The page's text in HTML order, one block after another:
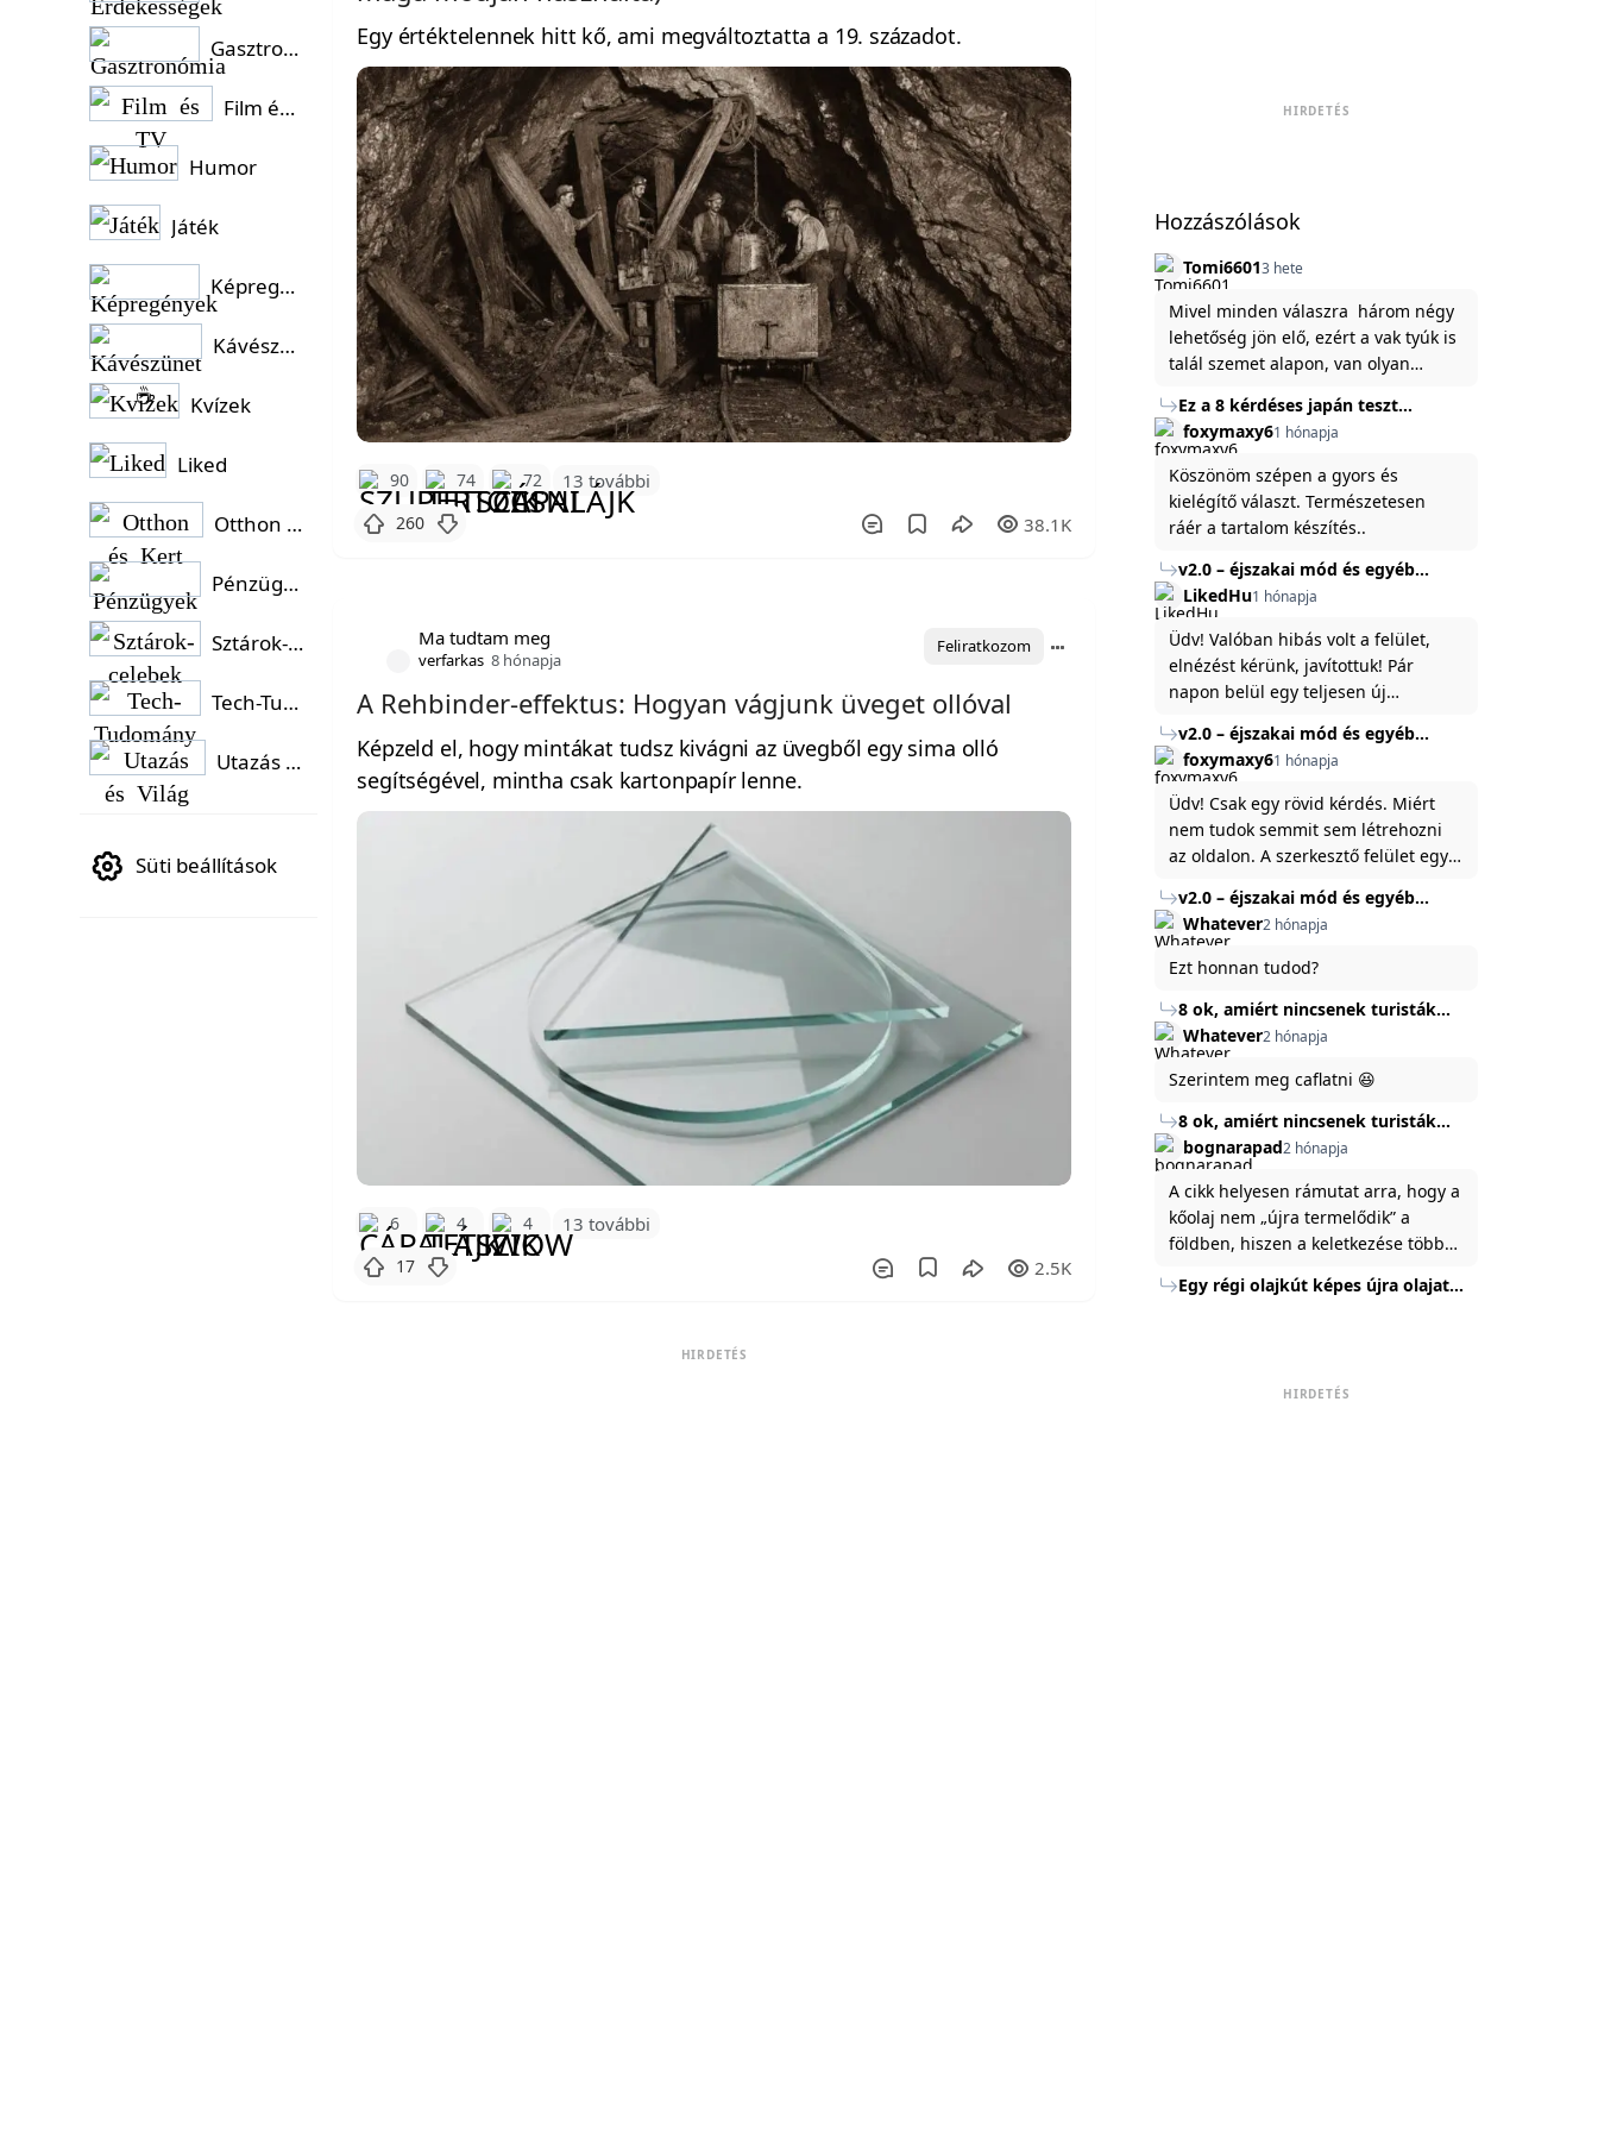
Egy értéktelennek hitt kő, ami megváltoztatta a 19. századot.
90 74 72 13 további
260 38.1K
Ma tudtam meg
verfarkas 8 hónapja
Feliratkozom
A Rehbinder-effektus: Hogyan vágjunk üveget ollóval
Képzeld el, hogy mintákat tudsz kivágni az üvegből egy sima olló
segítségével, mintha csak kartonpapír lenne.
6 4 4 13 további
17 2.5K
HIRDETÉS
HIRDETÉS
Hozzászólások
Tomi66013 hete
Mivel minden válaszra három négy
lehetőség jön elő, ezért a vak tyúk is
talál szemet alapon, van olyan
Ez a 8 kérdéses japán teszt
hibátlanul feltárja az igazságot
rólad
foxymaxy61 hónapja
Köszönöm szépen a gyors és
kielégítő választ. Természetesen
ráér a tartalom készítés..
v2.0 – éjszakai mód és egyéb
fejlesztések
LikedHu1 hónapja
Üdv! Valóban hibás volt a felület,
elnézést kérünk, javítottuk! Pár
napon belül egy teljesen új
weboldal legújabb, 3.0-ás verzióját,
és vélhetően ez zavart be kicsit.Egy
baráti megjegyzés: ha nem fontos
és tud várni néhány napot a
tartalom, amit készíteni
szeretnél, inkább várj néhány napot,
mert ég és föld lesz a különbség a
jelenlegi rendszer és az új között -
legfőképpen egyébként épp
tartalomkészítési szempontból! :)
v2.0 – éjszakai mód és egyéb
fejlesztések
foxymaxy61 hónapja
Üdv! Csak egy rövid kérdés. Miért
nem tudok semmit sem létrehozni
az oldalon. A szerkesztő felület egy
Köszönöm ha válaszoltok.
v2.0 – éjszakai mód és egyéb
fejlesztések
Whatever2 hónapja
Ezt honnan tudod?
8 ok, amiért nincsenek turisták
Törökország Fekete-tenger felőli
partján
Whatever2 hónapja
Szerintem meg caflatni 😆
8 ok, amiért nincsenek turisták
Törökország Fekete-tenger felőli
partján
bognarapad2 hónapja
A cikk helyesen rámutat arra, hogy a
kőolaj nem „újra termelődik” a
földben, hiszen a keletkezése több
Energiaügyi Minisztériuma szerint a
nyomáskülönbség kiegyenlítődik,
Egy régi olajkút képes újra olajat
HIRDETÉS
Gasztronómia
Film és TV
Humor
Játék
Képregények
Kávészünet ☕
Kvízek
Liked
Otthon és Kert
Pénzügyek
Sztárok-celebek
Tech-Tudomány
Utazás és Világ
Süti beállítások